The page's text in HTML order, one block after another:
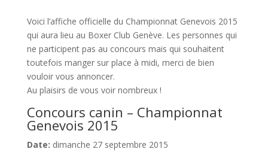
Voici l’affiche officielle du Championnat Genevois 2015
qui aura lieu au Boxer Club Genève. Les personnes qui
ne participent pas au concours mais qui souhaitent
toutefois manger sur place à midi, merci de bien
vouloir vous annoncer.
Au plaisirs de vous voir nombreux !
Concours canin – Championnat
Genevois 2015
Date: dimanche 27 septembre 2015